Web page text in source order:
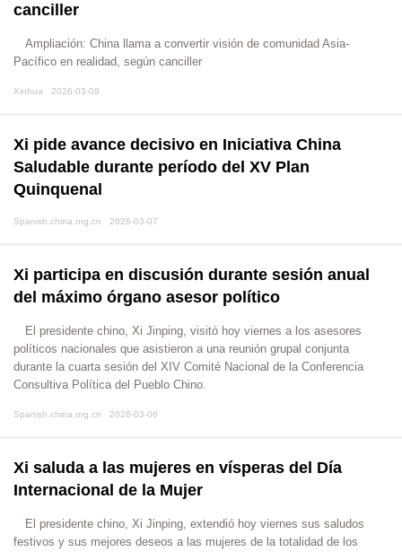
canciller
Ampliación: China llama a convertir visión de comunidad Asia-
Pacífico en realidad, según canciller
Xinhua 2026-03-08
Xi pide avance decisivo en Iniciativa China
Saludable durante período del XV Plan
Quinquenal
Spanish.china.org.cn 2026-03-07
Xi participa en discusión durante sesión anual
del máximo órgano asesor político
El presidente chino, Xi Jinping, visitó hoy viernes a los asesores
políticos nacionales que asistieron a una reunión grupal conjunta
durante la cuarta sesión del XIV Comité Nacional de la Conferencia
Consultiva Política del Pueblo Chino.
Spanish.china.org.cn 2026-03-06
Xi saluda a las mujeres en vísperas del Día
Internacional de la Mujer
El presidente chino, Xi Jinping, extendió hoy viernes sus saludos
festivos y sus mejores deseos a las mujeres de la totalidad de los